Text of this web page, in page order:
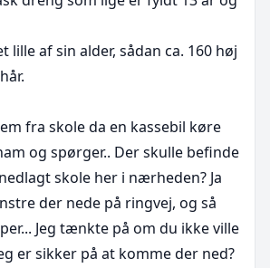
lille af sin alder, sådan ca. 160 høj
fra skole da en kassebil køre
og spørger.. Der skulle befinde
skole her i nærheden? Ja
der nede på ringvej, og så
Jeg tænkte på om du ikke ville
er sikker på at komme der ned?